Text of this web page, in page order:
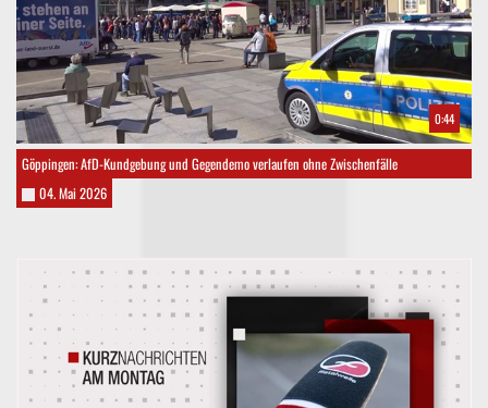
0:44
Göppingen: AfD-Kundgebung und Gegendemo verlaufen ohne Zwischenfälle
04. Mai 2026